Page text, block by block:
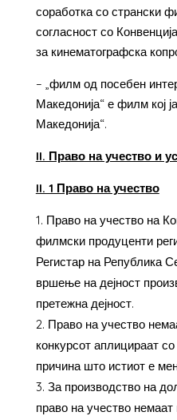
соработка со странски
согласност со
за кинематографска
– „филм од посебен
Македонија“ е филм кој
Македонија“.
II. Право на учество и
II. 1 Право на учество
Право на учество на
филмски продуценти
Регистар на Република
вршење на дејност
претежна дејност.
Право на учество
конкурсот аплицираат
причина што истиот е
За производство на
право на учество